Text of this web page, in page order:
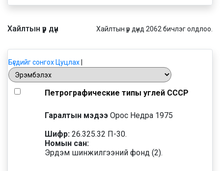
Хайлтын үр дүн Хайлтын үр дүнд 2062 бичлэг олдлоо.
Бүгдийг сонгох Цуцлах
Петрографические типы углей СССР
Гаралтын мэдээ Орос Недра 1975
Шифр: 26.325.32 П-30.
Номын сан:
Эрдэм шинжилгээний фонд (2).